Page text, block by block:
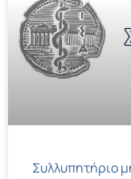
Συλλυπητήριο